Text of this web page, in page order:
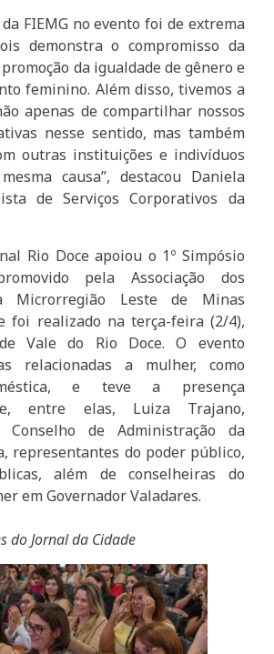
FIEMG no evento foi de extrema
demonstra o compromisso da
da igualdade de gênero e
feminino. Além disso, tivemos a
apenas de compartilhar nossos
nesse sentido, mas também
outras instituições e indivíduos
causa”, destacou Daniela
de Serviços Corporativos da
Rio Doce apoiou o 1º Simpósio
pela Associação dos
Microrregião Leste de Minas
foi realizado na terça-feira (2/4),
Vale do Rio Doce. O evento
relacionadas a mulher, como
e teve a presença
e, entre elas, Luiza Trajano,
Conselho de Administração da
representantes do poder público,
além de conselheiras do
em Governador Valadares.
do Jornal da Cidade